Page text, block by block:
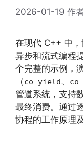
2026-01-19 作
在现代 C++ 中
异步和流式编程
个完整的示例，
（co_yield、
管道系统，支持
最终消费。通过
协程的工作原理